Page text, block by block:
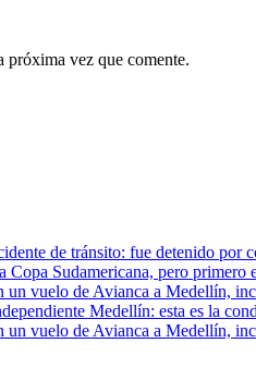
próxima vez que comente.
de tránsito: fue detenido por
Copa Sudamericana, pero
vuelo de Avianca a Medellín,
Medellín: esta es la
vuelo de Avianca a Medellín,